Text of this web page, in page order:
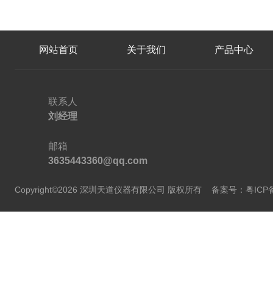
网站首页 关于我们 产品中心
联系人
刘经理
邮箱
3635443360@qq.com
Copyright©2026 深圳天道仪器有限公司 版权所有 备案号：粤ICP